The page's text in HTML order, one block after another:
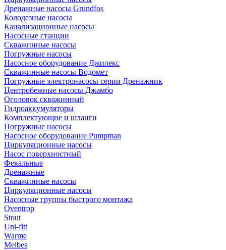
Дренажные насосы Grundfos
Колодезные насосы
Канализационные насосы
Насосные станции
Скважинные насосы
Погружные насосы
Насосное оборудование Джилекс
Скважинные насосы Водомет
Погружные электронасосы серии Дренажник
Центробежные насосы Джамбо
Оголовок скважинный
Гидроаккумуляторы
Комплектующие и шланги
Погружные насосы
Насосное оборудование Pumpman
Циркуляционные насосы
Насос поверхностный
Фекальные
Дренажные
Скважинные насосы
Циркуляционные насосы
Насосные группы быстрого монтажа
Oventrop
Stout
Uni-fitt
Warme
Meibes